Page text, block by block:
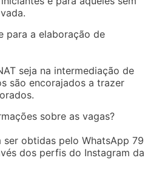
para a elaboração de
seja na intermediação de
são encorajados a trazer
sobre as vagas?
ser obtidas pelo WhatsApp 79
dos perfis do Instagram da